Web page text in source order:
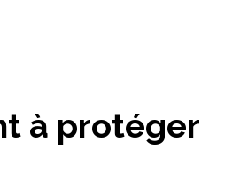
à protéger